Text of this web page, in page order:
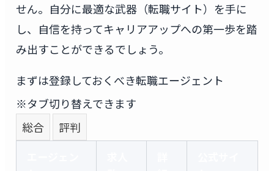
せん。自分に最適な武器（転職サイト）を手に
し、自信を持ってキャリアアップへの第一歩を踏
み出すことができるでしょう。
まずは登録しておくべき転職エージェント
※タブ切り替えできます
総合
評判